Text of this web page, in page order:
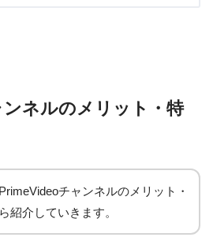
ネルのメリット・特
チャンネルのメリット・
紹介していきます。